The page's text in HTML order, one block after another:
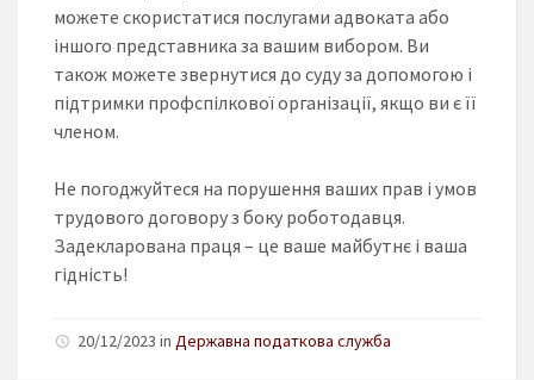
можете скористатися послугами адвоката або
іншого представника за вашим вибором. Ви
також можете звернутися до суду за допомогою і
підтримки профспілкової організації, якщо ви є її
членом.
Не погоджуйтеся на порушення ваших прав і умов
трудового договору з боку роботодавця.
Задекларована праця – це ваше майбутнє і ваша
гідність!
20/12/2023 in Державна податкова служба